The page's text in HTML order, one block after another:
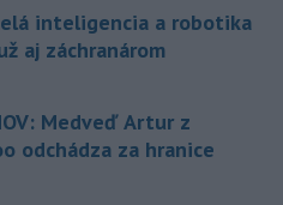
inteligencia a robotika
aj záchranárom
Medveď Artur z
odchádza za hranice